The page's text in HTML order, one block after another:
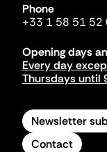
Phone
+33 1 58 51 52
Opening days
Every day
Thursdays until
Newsletter
Contact